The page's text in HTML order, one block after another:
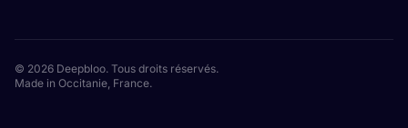
© 2026 Deepbloo. Tous droits réservés.
Made in Occitanie, France.